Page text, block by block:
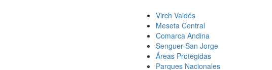
Virch Valdés
Meseta Central
Comarca Andina
Senguer-San Jorge
Áreas Protegidas
Parques Nacionales